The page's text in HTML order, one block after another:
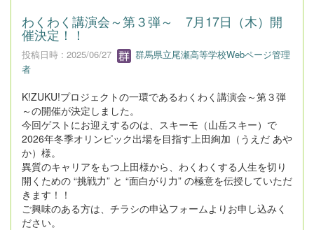
わくわく講演会～第３弾～ 7月17日（木）開
催決定！！
投稿日時 : 2025/06/27
群馬県立尾瀬高等学校Webページ管理
者
K!ZUKU!プロジェクトの一環であるわくわく講演会～第３弾
～の開催が決定しました。
今回ゲストにお迎えするのは、スキーモ（山岳スキー）で
2026年冬季オリンピック出場を目指す上田絢加（うえだ あや
か）様。
異質のキャリアをもつ上田様から、わくわくする人生を切り
開くための “挑戦力” と “面白がり力” の極意を伝授していただ
きます！！
ご興味のある方は、チラシの申込フォームよりお申し込みく
ださい。